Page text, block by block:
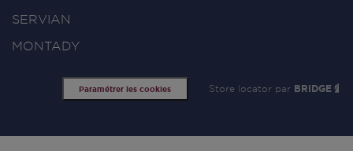
SERVIAN
MONTADY
Paramétrer les cookies Store locator par BRIDGE